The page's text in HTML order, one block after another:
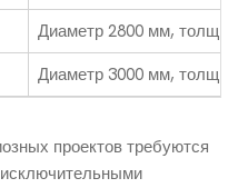
Диаметр 2800 мм,
Диаметр 3000 мм,
проектов требуются